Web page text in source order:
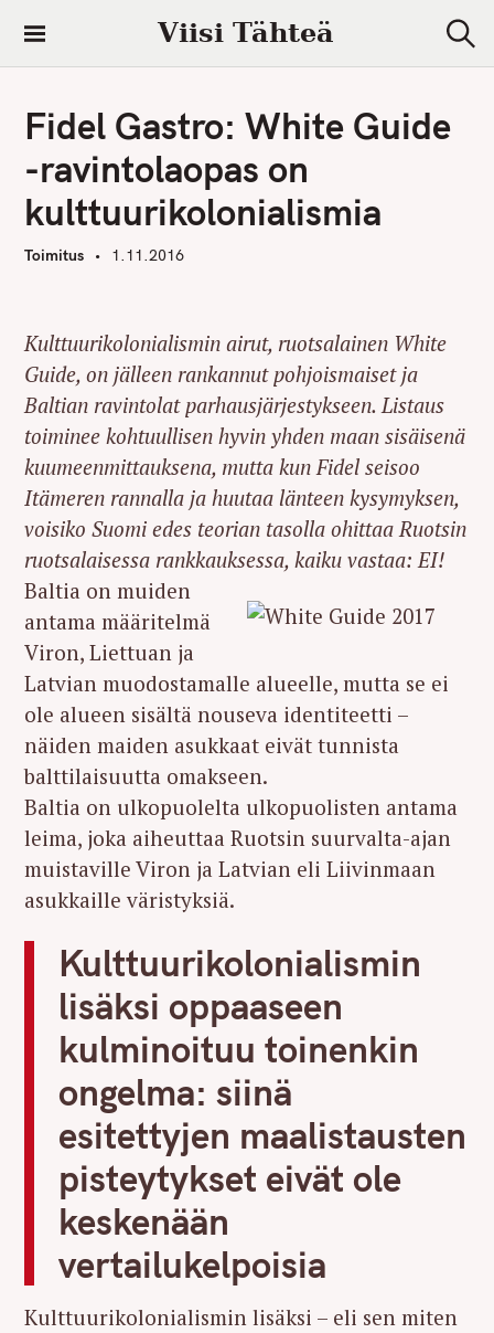
i
Viisi Tähteä
e
Fidel Gastro: White Guide
-ravintolaopas on
kulttuurikolonialismia
Toimitus 1.11.2016
Kulttuurikolonialismin airut, ruotsalainen White
Guide, on jälleen rankannut pohjoismaiset ja
Baltian ravintolat parhausjärjestykseen. Listaus
toiminee kohtuullisen hyvin yhden maan sisäisenä
kuumeenmittauksena, mutta kun Fidel seisoo
Itämeren rannalla ja huutaa länteen kysymyksen,
voisiko Suomi edes teorian tasolla ohittaa Ruotsin
ruotsalaisessa rankkauksessa, kaiku vastaa: EI!
Baltia on muiden
antama määritelmä
Viron, Liettuan ja
Latvian muodostamalle alueelle, mutta se ei
ole alueen sisältä nouseva identiteetti –
näiden maiden asukkaat eivät tunnista
balttilaisuutta omakseen.
Baltia on ulkopuolelta ulkopuolisten antama
leima, joka aiheuttaa Ruotsin suurvalta-ajan
muistaville Viron ja Latvian eli Liivinmaan
asukkaille väristyksiä.
Kulttuurikolonialismin
lisäksi oppaaseen
kulminoituu toinenkin
ongelma: siinä
esitettyjen maalistausten
pisteytykset eivät ole
keskenään
vertailukelpoisia
Kulttuurikolonialismin lisäksi – eli sen miten